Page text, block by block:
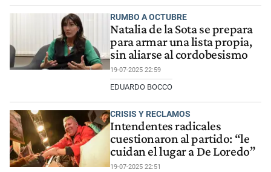
RUMBO A OCTUBRE
Natalia de la Sota se prepara
para armar una lista propia,
sin aliarse al cordobesismo
19-07-2025 22:59
EDUARDO BOCCO
CRISIS Y RECLAMOS
Intendentes radicales
cuestionaron al partido: “le
cuidan el lugar a De Loredo”
19-07-2025 22:51